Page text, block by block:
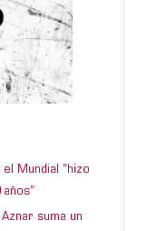
Mundial “hizo
suma un